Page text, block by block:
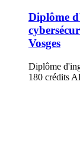
Diplôme
Vosges
Diplôme
180 crédits